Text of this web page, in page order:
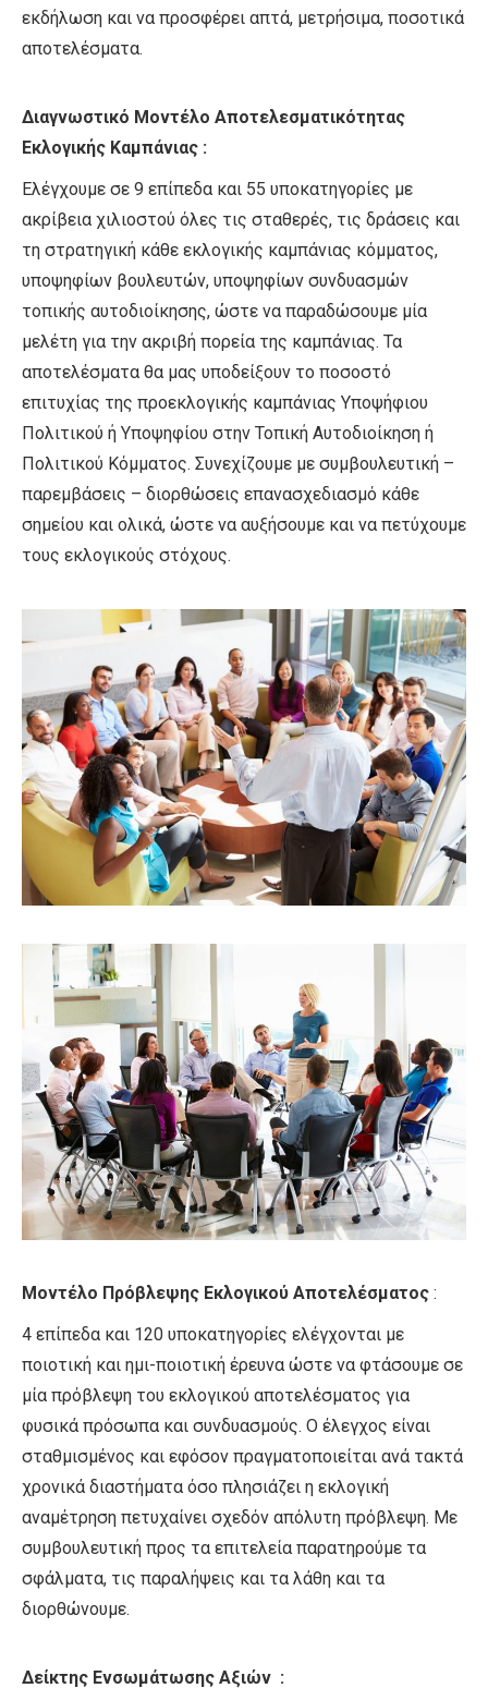
εκδήλωση και να προσφέρει απτά, μετρήσιμα, ποσοτικά
αποτελέσματα.
Διαγνωστικό Μοντέλο Αποτελεσματικότητας
Εκλογικής Καμπάνιας :
Ελέγχουμε σε 9 επίπεδα και 55 υποκατηγορίες με
ακρίβεια χιλιοστού όλες τις σταθερές, τις δράσεις και
τη στρατηγική κάθε εκλογικής καμπάνιας κόμματος,
υποψηφίων βουλευτών, υποψηφίων συνδυασμών
τοπικής αυτοδιοίκησης, ώστε να παραδώσουμε μία
μελέτη για την ακριβή πορεία της καμπάνιας. Τα
αποτελέσματα θα μας υποδείξουν το ποσοστό
επιτυχίας της προεκλογικής καμπάνιας Υποψήφιου
Πολιτικού ή Υποψηφίου στην Τοπική Αυτοδιοίκηση ή
Πολιτικού Κόμματος. Συνεχίζουμε με συμβουλευτική –
παρεμβάσεις – διορθώσεις επανασχεδιασμό κάθε
σημείου και ολικά, ώστε να αυξήσουμε και να πετύχουμε
τους εκλογικούς στόχους.
Μοντέλο Πρόβλεψης Εκλογικού Αποτελέσματος :
4 επίπεδα και 120 υποκατηγορίες ελέγχονται με
ποιοτική και ημι-ποιοτική έρευνα ώστε να φτάσουμε σε
μία πρόβλεψη του εκλογικού αποτελέσματος για
φυσικά πρόσωπα και συνδυασμούς. Ο έλεγχος είναι
σταθμισμένος και εφόσον πραγματοποιείται ανά τακτά
χρονικά διαστήματα όσο πλησιάζει η εκλογική
αναμέτρηση πετυχαίνει σχεδόν απόλυτη πρόβλεψη. Με
συμβουλευτική προς τα επιτελεία παρατηρούμε τα
σφάλματα, τις παραλήψεις και τα λάθη και τα
διορθώνουμε.
Δείκτης Ενσωμάτωσης Αξιών :